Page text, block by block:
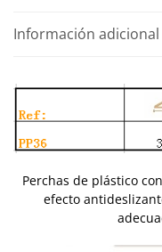
Información adicional
Perchas de plástico
efecto